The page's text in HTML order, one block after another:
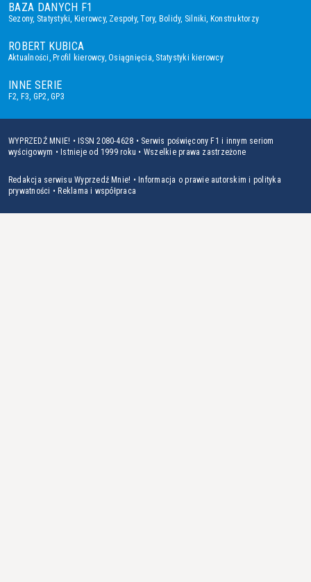
BAZA DANYCH F1
Sezony, Statystyki, Kierowcy, Zespoły,Tory, Bolidy, Silniki, Konstruktorzy
ROBERT KUBICA
Aktualności, Profil kierowcy,Osiągnięcia, Statystyki kierowcy
INNE SERIE
F2, F3, GP2,GP3
WYPRZEDŹ MNIE! • ISSN 2080-4628 • Serwis poświęcony F1 i innym seriom
wyścigowym • Istnieje od 1999 roku • Wszelkie prawa zastrzeżone
Redakcja serwisu Wyprzedź Mnie! • Informacja o prawie autorskim i polityka
prywatności • Reklama i współpraca